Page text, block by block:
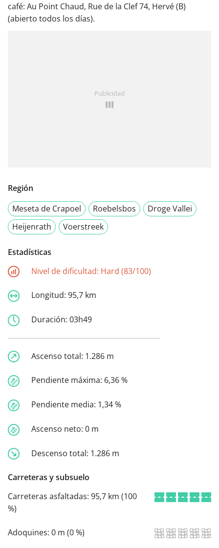
café: Au Point Chaud, Rue de la Clef 74, Hervé (B)
(abierto todos los días).
Publicidad
Región
Meseta de Crapoel
Roebelsbos
Droge Vallei
Heijenrath
Voerstreek
Estadísticas
Nivel de dificultad: Hard (83/100)
Longitud: 95,7 km
Duración: 03h49
Ascenso total: 1.286 m
Pendiente máxima: 6,36 %
Pendiente media: 1,34 %
Ascenso neto: 0 m
Descenso total: 1.286 m
Carreteras y subsuelo
Carreteras asfaltadas: 95,7 km (100
%)
Adoquines: 0 m (0 %)